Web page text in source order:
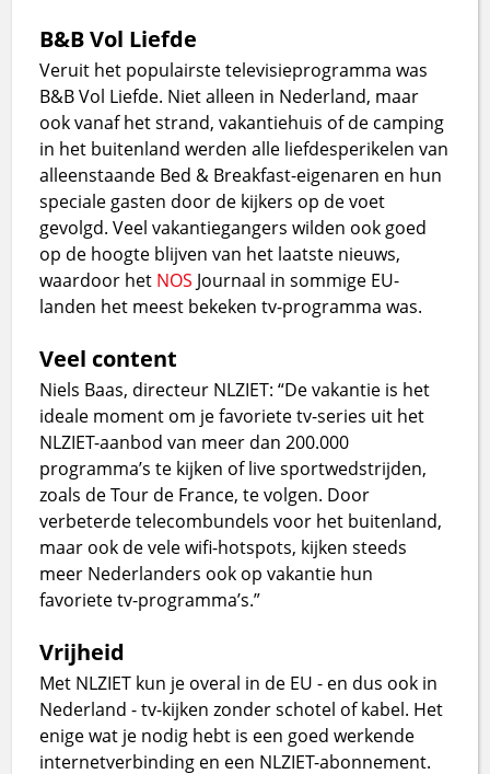
B&B Vol Liefde
Veruit het populairste televisieprogramma was
B&B Vol Liefde. Niet alleen in Nederland, maar
ook vanaf het strand, vakantiehuis of de camping
in het buitenland werden alle liefdesperikelen van
alleenstaande Bed & Breakfast-eigenaren en hun
speciale gasten door de kijkers op de voet
gevolgd. Veel vakantiegangers wilden ook goed
op de hoogte blijven van het laatste nieuws,
waardoor het NOS Journaal in sommige EU-
landen het meest bekeken tv-programma was.
Veel content
Niels Baas, directeur NLZIET: “De vakantie is het
ideale moment om je favoriete tv-series uit het
NLZIET-aanbod van meer dan 200.000
programma’s te kijken of live sportwedstrijden,
zoals de Tour de France, te volgen. Door
verbeterde telecombundels voor het buitenland,
maar ook de vele wifi-hotspots, kijken steeds
meer Nederlanders ook op vakantie hun
favoriete tv-programma’s.”
Vrijheid
Met NLZIET kun je overal in de EU - en dus ook in
Nederland - tv-kijken zonder schotel of kabel. Het
enige wat je nodig hebt is een goed werkende
internetverbinding en een NLZIET-abonnement.